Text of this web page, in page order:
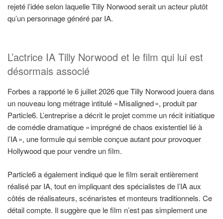
rejeté l’idée selon laquelle Tilly Norwood serait un acteur plutôt
qu’un personnage généré par IA.
L’actrice IA Tilly Norwood et le film qui lui est
désormais associé
Forbes a rapporté le 6 juillet 2026 que Tilly Norwood jouera dans
un nouveau long métrage intitulé « Misaligned », produit par
Particle6. L’entreprise a décrit le projet comme un récit initiatique
de comédie dramatique « imprégné de chaos existentiel lié à
l’IA », une formule qui semble conçue autant pour provoquer
Hollywood que pour vendre un film.
Particle6 a également indiqué que le film serait entièrement
réalisé par IA, tout en impliquant des spécialistes de l’IA aux
côtés de réalisateurs, scénaristes et monteurs traditionnels. Ce
détail compte. Il suggère que le film n’est pas simplement une